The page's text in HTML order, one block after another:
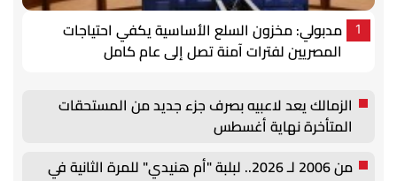
1
مدبولي: مخزون السلع الأساسية يكفي احتياجات
المصريين لفترات آمنة تصل إلى عام كامل
الزمالك يعد لاعبيه بصرف جزء جديد من المستحقات
المتأخرة نهاية أغسطس
من 2006 لـ 2026.. لبلبة "أم هنيدي" للمرة الثانية في